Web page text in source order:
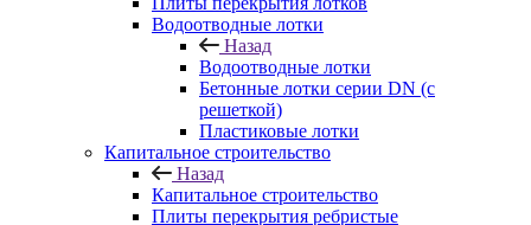
Водоотводные лотки
Назад
Водоотводные лотки
Бетонные лотки серии DN (с
решеткой)
Пластиковые лотки
Капитальное строительство
Назад
Капитальное строительство
Плиты перекрытия ребристые